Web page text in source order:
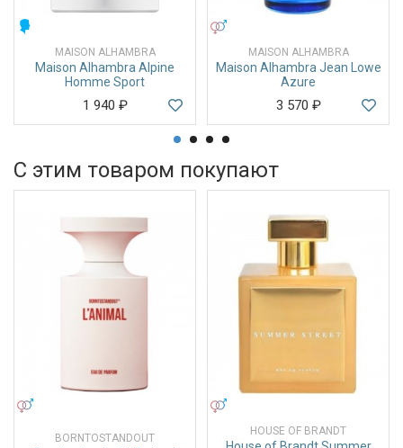
MAISON ALHAMBRA
Maison Alhambra Alpine
Homme Sport
1 940 ₽
MAISON ALHAMBRA
Maison Alhambra Jean Lowe
Azure
3 570 ₽
С этим товаром покупают
BORNTOSTANDOUT
HOUSE OF BRANDT